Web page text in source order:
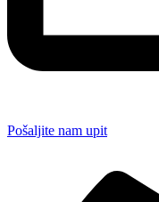
Pošaljite nam upit